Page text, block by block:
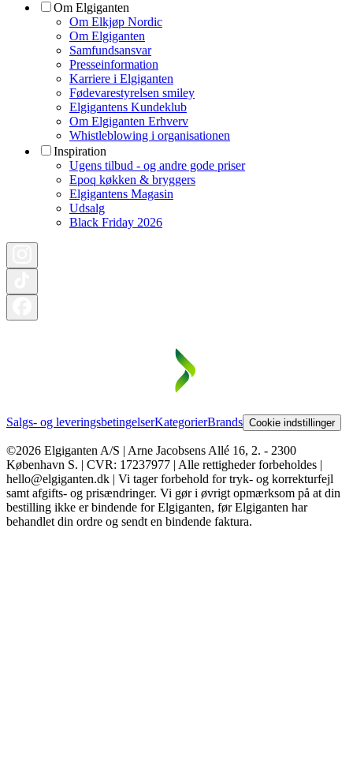
Om Elgiganten
Om Elkjøp Nordic
Om Elgiganten
Samfundsansvar
Presseinformation
Karriere i Elgiganten
Fødevarestyrelsen smiley
Elgigantens Kundeklub
Om Elgiganten Erhverv
Whistleblowing i organisationen
Inspiration
Ugens tilbud - og andre gode priser
Epoq køkken & bryggers
Elgigantens Magasin
Udsalg
Black Friday 2026
Salgs- og leveringsbetingelserKategorierBrands Cookie indstillinger
©2026 Elgiganten A/S | Arne Jacobsens Allé 16, 2. - 2300
København S. | CVR: 17237977 | Alle rettigheder forbeholdes |
hello@elgiganten.dk | Vi tager forbehold for tryk- og korrekturfejl
samt afgifts- og prisændringer. Vi gør i øvrigt opmærksom på at din
bestilling ikke er bindende for Elgiganten, før Elgiganten har
behandlet din ordre og sendt en bindende faktura.